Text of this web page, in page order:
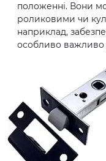
положенні. Вони
роликовими чи
наприклад,
особливо важливо